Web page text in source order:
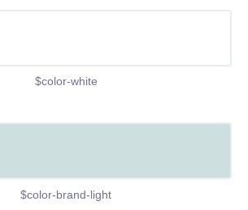
$color-white
$color-brand-light